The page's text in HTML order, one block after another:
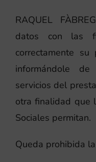
RAQUEL
datos con las
correctamente
informándole
servicios del
otra finalidad que
Sociales permitan.
Queda prohibida